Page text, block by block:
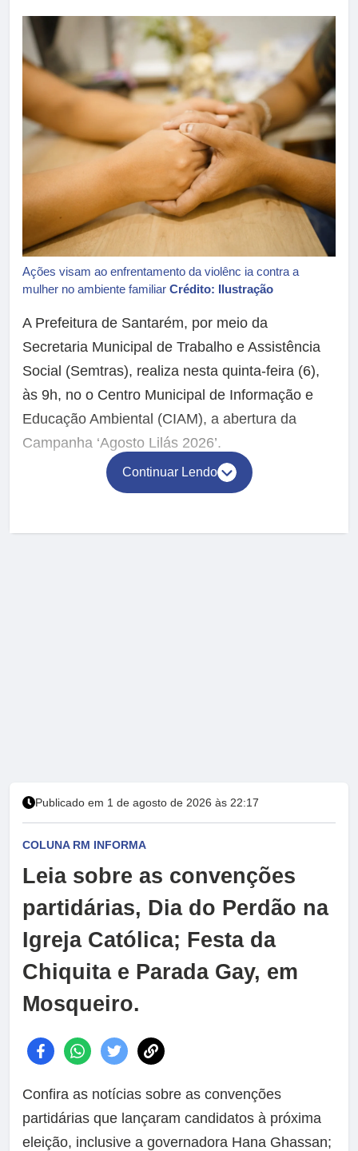
Ações visam ao enfrentamento da violênc ia contra a
mulher no ambiente familiar Crédito: Ilustração
A Prefeitura de Santarém, por meio da
Secretaria Municipal de Trabalho e Assistência
Social (Semtras), realiza nesta quinta-feira (6),
às 9h, no o Centro Municipal de Informação e
Educação Ambiental (CIAM), a abertura da
Campanha ‘Agosto Lilás 2026’.
Continuar Lendo
Publicado em 1 de agosto de 2026 às 22:17
COLUNA RM INFORMA
Leia sobre as convenções
partidárias, Dia do Perdão na
Igreja Católica; Festa da
Chiquita e Parada Gay, em
Mosqueiro.
Confira as notícias sobre as convenções
partidárias que lançaram candidatos à próxima
eleição, inclusive a governadora Hana Ghassan;